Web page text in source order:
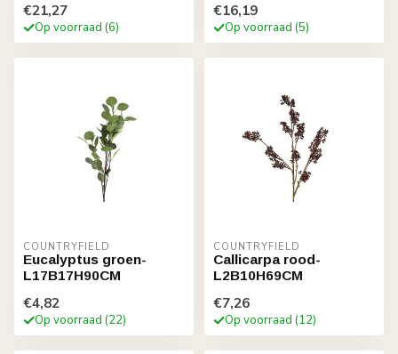
€21,27
Op voorraad (6)
€16,19
Op voorraad (5)
COUNTRYFIELD
Eucalyptus groen-
L17B17H90CM
€4,82
Op voorraad (22)
COUNTRYFIELD
Callicarpa rood-
L2B10H69CM
€7,26
Op voorraad (12)